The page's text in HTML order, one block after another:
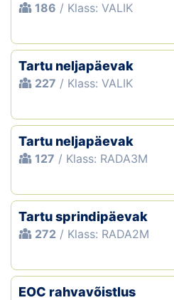
186 / Klass: VALIK
Tartu neljapäevak
227 / Klass: VALIK
Tartu neljapäevak
127 / Klass: RADA3M
Tartu sprindipäevak
272 / Klass: RADA2M
EOC rahvavõistlus